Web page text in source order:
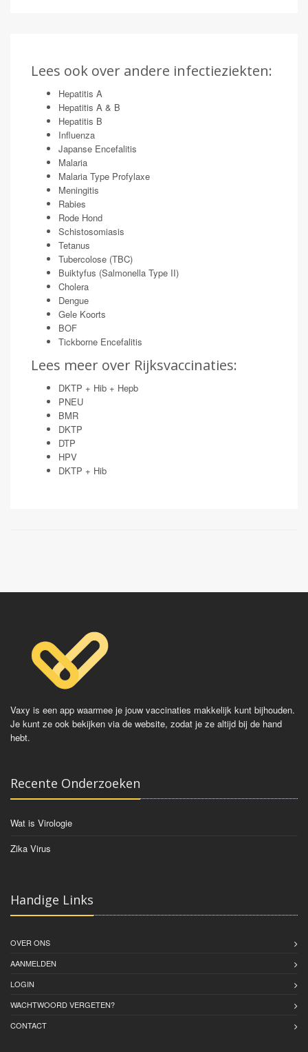
Lees ook over andere infectieziekten:
Hepatitis A
Hepatitis A & B
Hepatitis B
Influenza
Japanse Encefalitis
Malaria
Malaria Type Profylaxe
Meningitis
Rabies
Rode Hond
Schistosomiasis
Tetanus
Tubercolose (TBC)
Buiktyfus (Salmonella Type II)
Cholera
Dengue
Gele Koorts
BOF
Tickborne Encefalitis
Lees meer over Rijksvaccinaties:
DKTP + Hib + Hepb
PNEU
BMR
DKTP
DTP
HPV
DKTP + Hib
Vaxy is een app waarmee je jouw vaccinaties makkelijk kunt bijhouden.
Je kunt ze ook bekijken via de website, zodat je ze altijd bij de hand
hebt.
Recente Onderzoeken
Wat is Virologie
Zika Virus
Handige Links
OVER ONS
AANMELDEN
LOGIN
WACHTWOORD VERGETEN?
CONTACT